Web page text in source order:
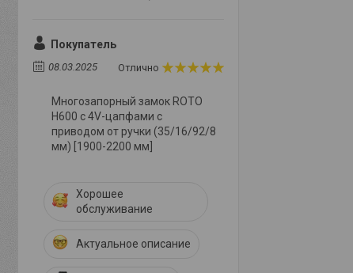
Покупатель
08.03.2025 Отлично
Многозапорный замок ROTO
Н600 с 4V-цапфами с
приводом от ручки (35/16/92/8
мм) [1900-2200 мм]
Хорошее
обслуживание
Актуальное описание